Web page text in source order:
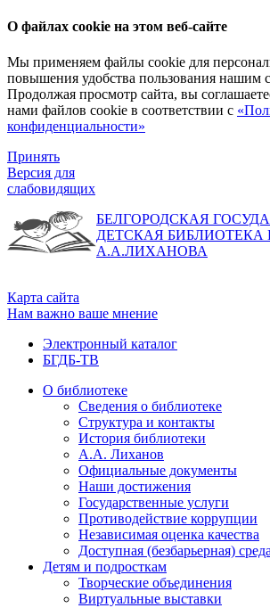
О файлах cookie на этом веб-сайте
Мы применяем файлы cookie для
повышения удобства пользования нашим
Продолжая просмотр сайта, вы
нами файлов cookie в соответствии с
конфиденциальности»
Принять
Версия для
слабовидящих
БЕЛГОРОДСКАЯ
ДЕТСКАЯ
А.А.ЛИХАНОВА
Карта сайта
Нам важно ваше мнение
Электронный каталог
БГДБ-ТВ
О библиотеке
Сведения о библиотеке
Структура и контакты
История библиотеки
А.А. Лиханов
Официальные документы
Наши достижения
Государственные услуги
Противодействие коррупции
Независимая оценка качества
Доступная (безбарьерная) среда
Детям и подросткам
Творческие объединения
Виртуальные выставки